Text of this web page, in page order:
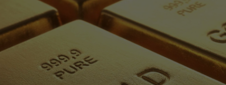
العربية ENGLISH
العربية
تواصل معنا
خدماتنا